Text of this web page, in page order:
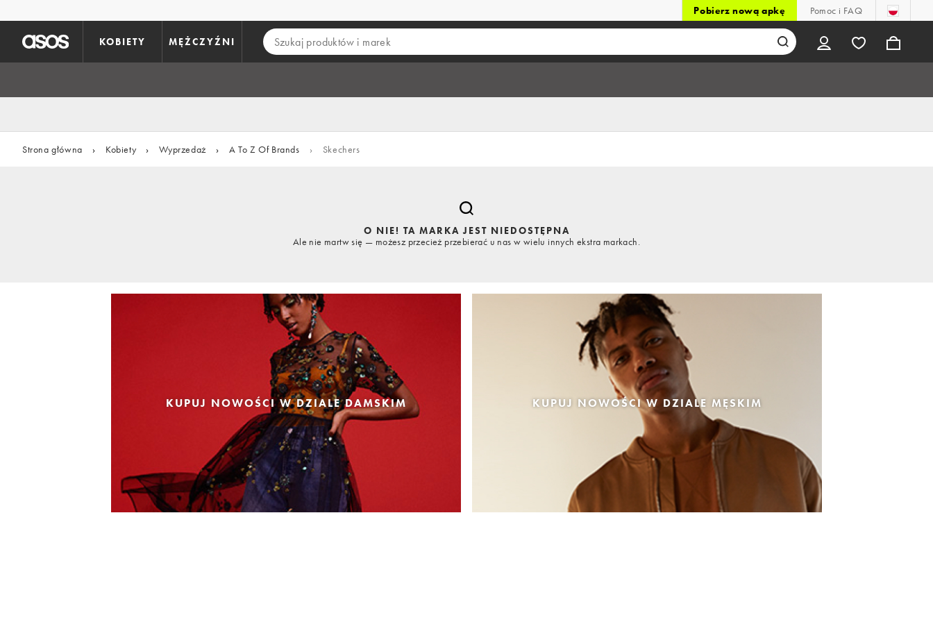
Pobierz nową apkę Pomoc i FAQ
KOBIETY MĘŻCZYŹNI
Strona główna › Kobiety › Wyprzedaż › A To Z Of Brands › Skechers
O NIE! TA MARKA JEST NIEDOSTĘPNA
Ale nie martw się — możesz przecież przebierać u nas w wielu innych ekstra markach.
KUPUJ NOWOŚCI W DZIALE DAMSKIM KUPUJ NOWOŚCI W DZIALE MĘSKIM